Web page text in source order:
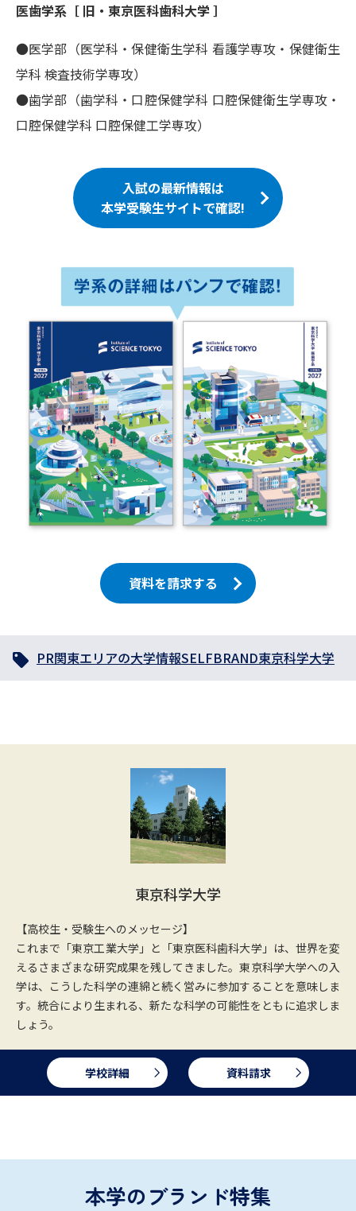
医歯学系［ 旧・東京医科歯科大学 ］
●医学部（医学科・保健衛生学科 看護学専攻・保健衛生
学科 検査技術学専攻）
●歯学部（歯学科・口腔保健学科 口腔保健衛生学専攻・
口腔保健学科 口腔保健工学専攻）
入試の最新情報は
本学受験生サイトで確認!
資料を請求する
PR関東エリアの大学情報SELFBRAND東京科学大学
東京科学大学
【高校生・受験生へのメッセージ】
これまで「東京工業大学」と「東京医科歯科大学」は、世界を変
えるさまざまな研究成果を残してきました。東京科学大学への入
学は、こうした科学の連綿と続く営みに参加することを意味しま
す。統合により生まれる、新たな科学の可能性をともに追求しま
しょう。
学校詳細 資料請求
本学のブランド特集